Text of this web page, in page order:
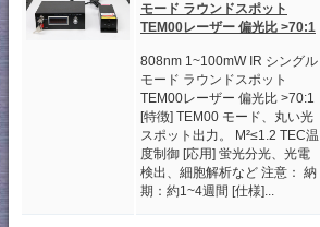
モード ラウンドスポット
TEM00レーザー 偏光比 >70:1
808nm 1~100mW IR シングル
モード ラウンドスポット
TEM00レーザー 偏光比 >70:1
[特徴] TEM00 モード、丸い光
スポット出力。 M²≤1.2 TEC温
度制御 [応用] 蛍光分光、光電
検出、細胞解析など 注意： 納
期：約1~4週間 [仕様]...